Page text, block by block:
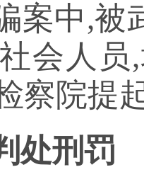
案中,被
会人
察院提
处刑罚